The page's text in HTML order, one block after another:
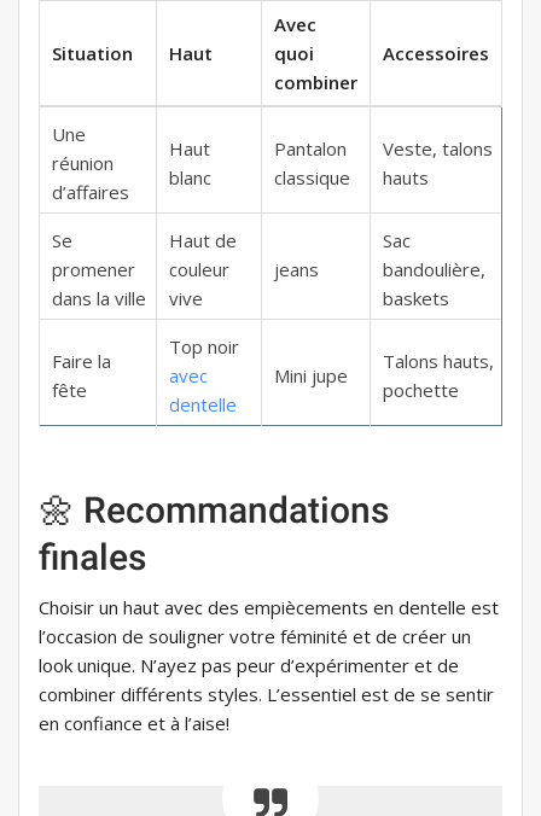
Situation Haut
Avec
quoi
combiner
Accessoires
Une
réunion
d’affaires
Haut
blanc
Pantalon
classique
Veste, talons
hauts
Se
promener
dans la ville
Haut de
couleur
vive
jeans
Sac
bandoulière,
baskets
Faire la
fête
Top noir
avec
dentelle
Mini jupe
Talons hauts,
pochette
🌼 Recommandations
finales
Choisir un haut avec des empiècements en dentelle est
l’occasion de souligner votre féminité et de créer un
look unique. N’ayez pas peur d’expérimenter et de
combiner différents styles. L’essentiel est de se sentir
en confiance et à l’aise!